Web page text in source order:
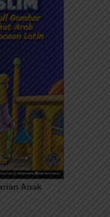
Anak